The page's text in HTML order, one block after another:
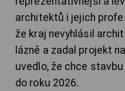
architektů i jejich
že kraj nevyhlásil
lázně a zadal projekt
uvedlo, že chce
do roku 2026.